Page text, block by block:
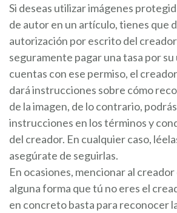
Si deseas utilizar imágenes
de autor en un artículo, tienes que
autorización por escrito del
seguramente pagar una tasa por su
cuentas con ese permiso, el
dará instrucciones sobre cómo
de la imagen, de lo contrario,
instrucciones en los términos y
del creador. En cualquier caso,
asegúrate de seguirlas.
En ocasiones, mencionar al
alguna forma que tú no eres el
en concreto basta para reconocer